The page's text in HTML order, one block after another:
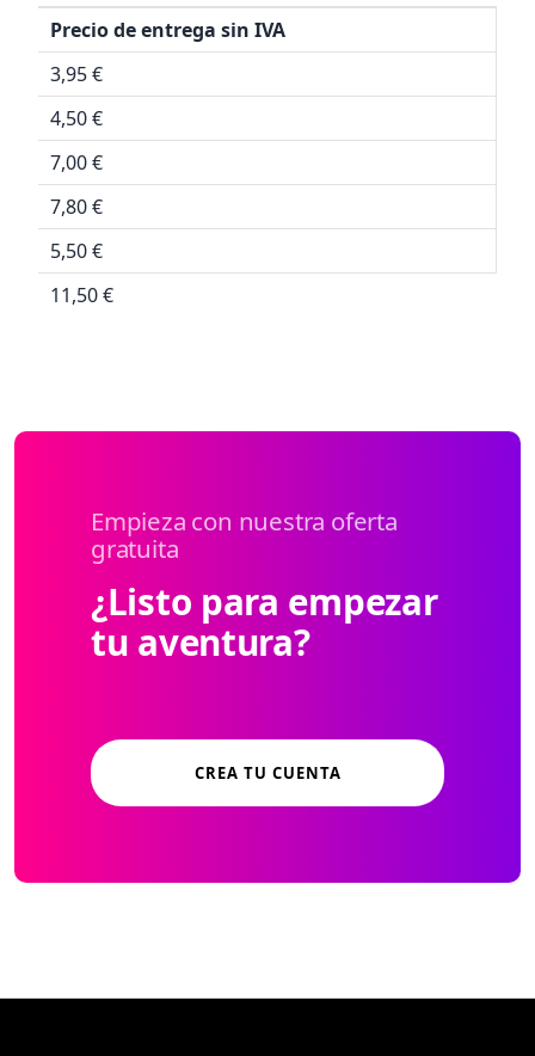
Precio de entrega sin IVA
3,95 €
4,50 €
7,00 €
7,80 €
5,50 €
11,50 €
Empieza con nuestra oferta
gratuita
¿Listo para empezar
tu aventura?
CREA TU CUENTA